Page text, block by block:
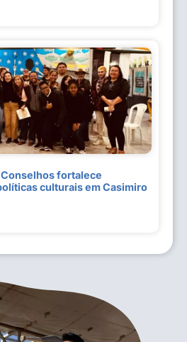
fortalece
culturais em Casimiro